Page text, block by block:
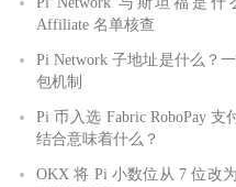
Affiliate 名单核查
Pi Network 子地址是什么？
包机制
Pi 币入选 Fabric RoboPay
结合意味着什么？
OKX 将 Pi 小数位从 7 位改